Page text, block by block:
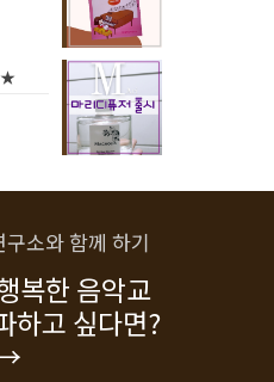
★
소와 함께 하기
복한 음악교
하고 싶다면?